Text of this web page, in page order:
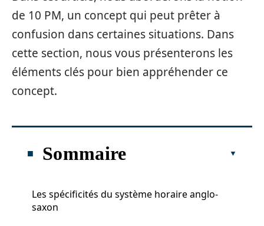
de 10 PM, un concept qui peut prêter à
confusion dans certaines situations. Dans
cette section, nous vous présenterons les
éléments clés pour bien appréhender ce
concept.
Sommaire
Les spécificités du système horaire anglo-
saxon